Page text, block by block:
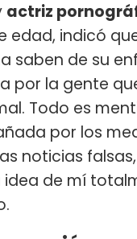
actriz
edad, indicó
saben de su
por la gente
Todo es
por los
noticias
idea de mí